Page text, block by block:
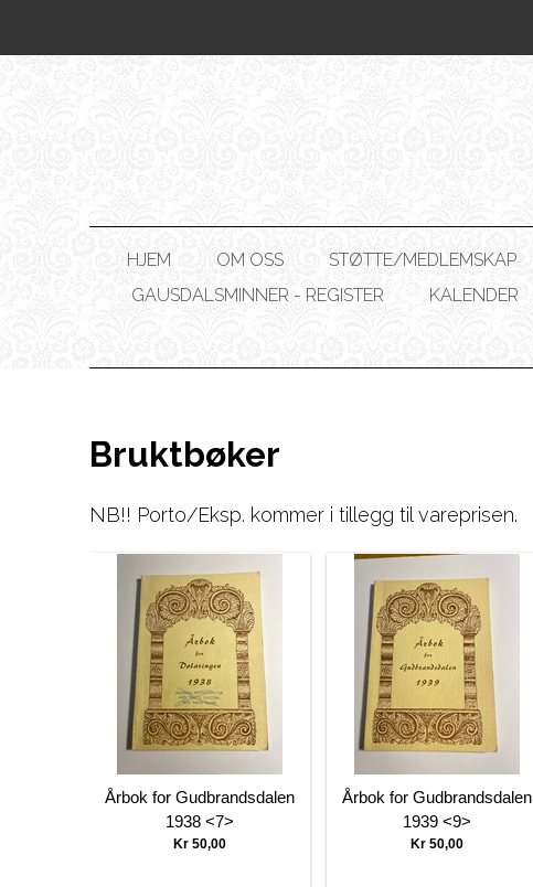
HJEM OM OSS STØTTE/MEDLEMSKAP
GAUSDALSMINNER - REGISTER
KALENDER
Bruktbøker
NB!! Porto/Eksp. kommer i tillegg til vareprisen.
Årbok for Gudbrandsdalen
1938 <7>
Kr 50,00
Årbok for Gudbrandsdalen
1939 <9>
Kr 50,00